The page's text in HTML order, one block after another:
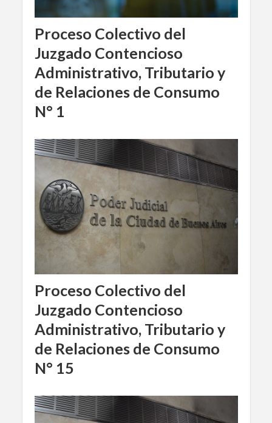
Proceso Colectivo del
Juzgado Contencioso
Administrativo, Tributario y
de Relaciones de Consumo
N° 1
Proceso Colectivo del
Juzgado Contencioso
Administrativo, Tributario y
de Relaciones de Consumo
N° 15